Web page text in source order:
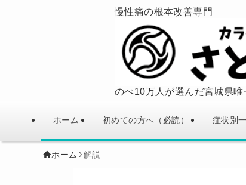
慢性痛の根本改善専門
のべ10万人が選んだ宮城県
ホーム 初めての方へ（必読） 症状別
ホーム 解説